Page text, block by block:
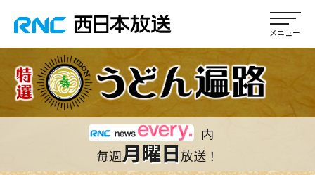
内
毎週月曜日放送！